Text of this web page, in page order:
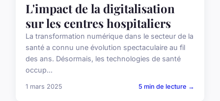
L'impact de la digitalisation
sur les centres hospitaliers
La transformation numérique dans le secteur de la
santé a connu une évolution spectaculaire au fil
des ans. Désormais, les technologies de santé
occup...
1 mars 2025 5 min de lecture →